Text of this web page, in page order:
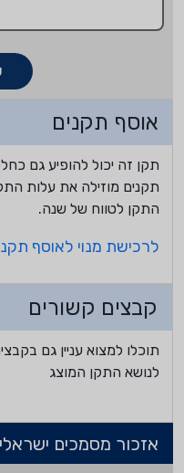
אוסף תקנים
תקן זה יכול להופיע גם
תקנים מוזילה את עלות
התקן לטווח של שנה.
לרכישת מנוי לאוסף
קבצים קשורים
תוכלו למצוא עניין גם
לנושא התקן המוצג
אזכור מסמכים